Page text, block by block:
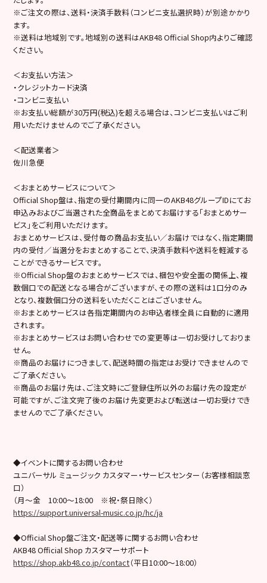
※ご注文の際は、送料・決済手数料（コンビニ支払選択時）が別途かかり
ます。
※送料は地域別です。地域別の送料はAKB48 Official Shop内よりご確認
ください。
＜お支払い方法＞
・クレジットカード決済
・コンビニ支払い
※お支払い総額が30万円(税込)を超える場合は、コンビニ支払いはご利
用いただけませんのでご了承ください。
＜配送業者＞
佐川急便
＜おまとめサービスについて＞
Official Shop盤は、指定の受付期間内に同一のAKB48グループIDにてお
申込みおよびご当選された全商品をまとめてお届けする「おまとめサー
ビス」をご利用いただけます。
おまとめサービスは、受付毎の商品お支払い／お届けではなく、指定期間
内の受付／当選分をおまとめすることで、決済手数料や送料を軽減する
ことができるサービスです。
※Official Shop盤のおまとめサービスでは、梱包や安全面の関係上、複
数個口での配送となる場合がございますが、その際の送料は1口分のみ
となり、複数個口分の送料をいただくことはございません。
※おまとめサービスは各指定期間内のお申込者様全員に自動的に適用
されます。
※おまとめサービスはお問い合わせでの変更等は一切お受けしておりま
せん。
※商品のお届けにつきまして、配送時間の指定はお受けできませんので
ご了承ください。
※商品のお届け先は、ご注文時にご登録住所以外のお届け先の設定が
可能ですが、ご注文完了後のお届け先変更および転送は一切お受けでき
ませんのでご了承ください。
◆イベントに関するお問い合わせ
ユニバーサル ミュージック カスタマー・サービスセンター（お客様相談窓
口）
（月～金 10:00～18:00 ※祝・祭日除く）
https://support.universal-music.co.jp/hc/ja
◆Official Shop盤ご注文・配送等に関するお問い合わせ
AKB48 Official Shop カスタマーサポート
https://shop.akb48.co.jp/contact（平日10:00～18:00）